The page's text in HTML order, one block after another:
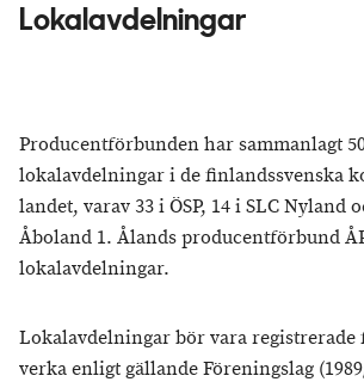
Lokalavdelningar
Producentförbunden har sammanlagt
lokalavdelningar i de finlandssvenska
landet, varav 33 i ÖSP, 14 i SLC Nyland
Åboland 1. Ålands producentförbund
lokalavdelningar.
Lokalavdelningar bör vara
verka enligt gällande Föreningslag